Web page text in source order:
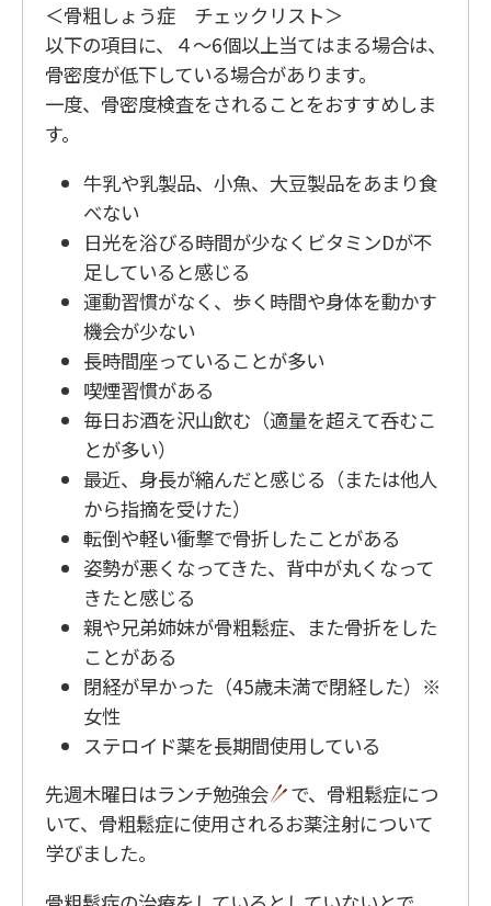
＜骨粗しょう症 チェックリスト＞
以下の項目に、４～6個以上当てはまる場合は、
骨密度が低下している場合があります。
一度、骨密度検査をされることをおすすめしま
す。
牛乳や乳製品、小魚、大豆製品をあまり食
べない
日光を浴びる時間が少なくビタミンDが不
足していると感じる
運動習慣がなく、歩く時間や身体を動かす
機会が少ない
長時間座っていることが多い
喫煙習慣がある
毎日お酒を沢山飲む（適量を超えて呑むこ
とが多い）
最近、身長が縮んだと感じる（または他人
から指摘を受けた）
転倒や軽い衝撃で骨折したことがある
姿勢が悪くなってきた、背中が丸くなって
きたと感じる
親や兄弟姉妹が骨粗鬆症、また骨折をした
ことがある
閉経が早かった（45歳未満で閉経した）※
女性
ステロイド薬を長期間使用している
先週木曜日はランチ勉強会
で、骨粗鬆症につ
いて、骨粗鬆症に使用されるお薬注射について
学びました。